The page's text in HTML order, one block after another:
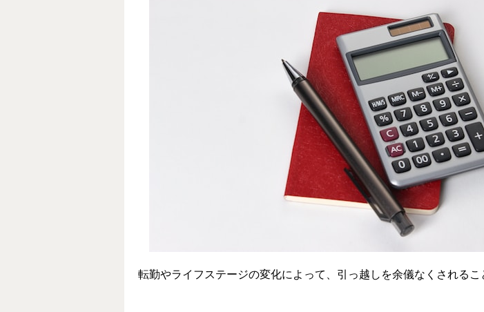
転勤やライフステージの変化によって、引っ越しを余儀なくされるこ